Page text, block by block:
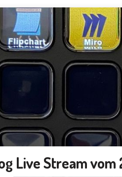
Live Stream vom